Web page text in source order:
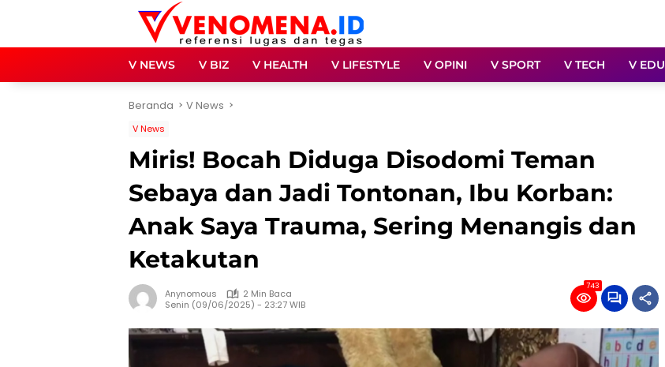
V NEWS V BIZ V HEALTH V LIFESTYLE V OPINI V SPORT V TECH V EDU
Beranda V News
V News
Miris! Bocah Diduga Disodomi Teman
Sebaya dan Jadi Tontonan, Ibu Korban:
Anak Saya Trauma, Sering Menangis dan
Ketakutan
Anynomous
2 Min Baca
Senin (09/06/2025) - 23:27 WIB
743